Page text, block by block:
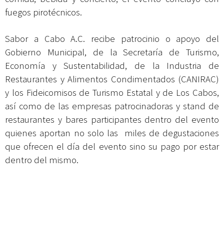
fuegos pirotécnicos.
Sabor a Cabo A.C. recibe patrocinio o apoyo del
Gobierno Municipal, de la Secretaría de Turismo,
Economía y Sustentabilidad, de la Industria de
Restaurantes y Alimentos Condimentados (CANIRAC)
y los Fideicomisos de Turismo Estatal y de Los Cabos,
así como de las empresas patrocinadoras y stand de
restaurantes y bares participantes dentro del evento
quienes aportan no solo las miles de degustaciones
que ofrecen el día del evento sino su pago por estar
dentro del mismo.